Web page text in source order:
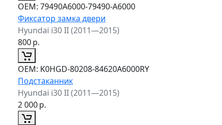
ОЕМ: 79490A6000-79490-A6000
Фиксатор замка двери
Hyundai i30 II (2011—2015)
800р.
ОЕМ: K0HGD-80208-84620A6000RY
Подстаканник
Hyundai i30 II (2011—2015)
2 000р.